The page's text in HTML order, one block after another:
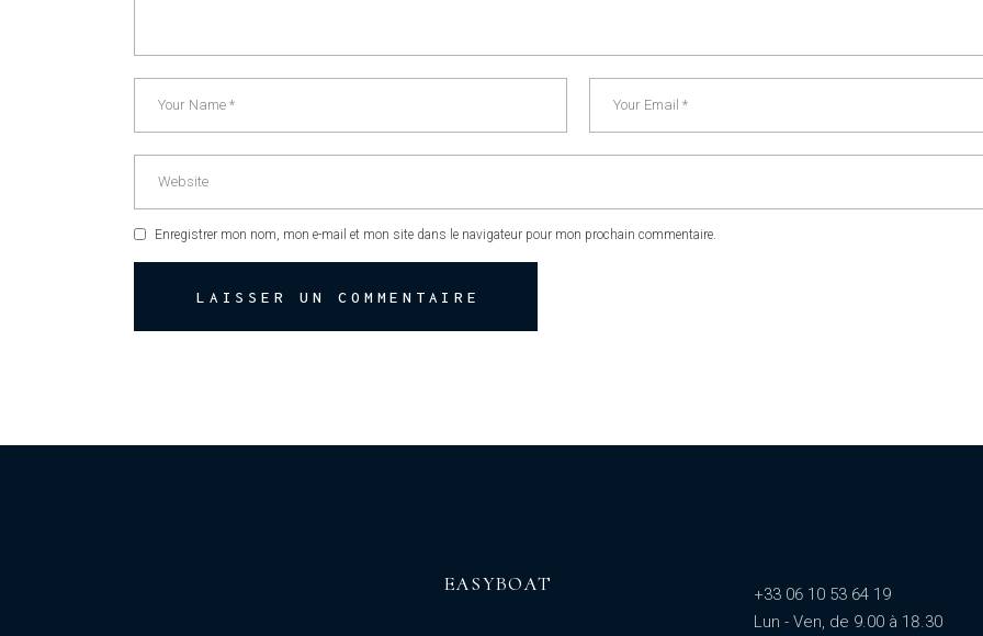
Enregistrer mon nom, mon e-mail et mon site dans le navigateur pour mon prochain commentaire.
LAISSER UN COMMENTAIRE
EASYBOAT
+33 06 10 53 64 19
Lun - Ven, de 9.00 à 18.30